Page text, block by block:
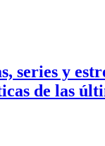
de las